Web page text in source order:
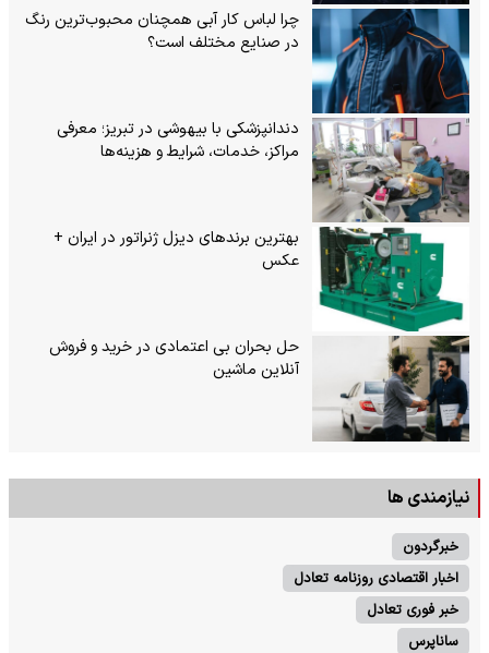
چرا لباس کار آبی همچنان محبوب‌ترین رنگ
در صنایع مختلف است؟
دندانپزشکی با بیهوشی در تبریز؛ معرفی
مراکز، خدمات، شرایط و هزینه‌ها
بهترین برندهای دیزل ژنراتور در ایران +
عکس
حل بحران بی‌ اعتمادی در خرید و فروش
آنلاین ماشین
نیازمندی ها
خبرگردون
اخبار اقتصادی روزنامه تعادل
خبر فوری تعادل
ساناپرس